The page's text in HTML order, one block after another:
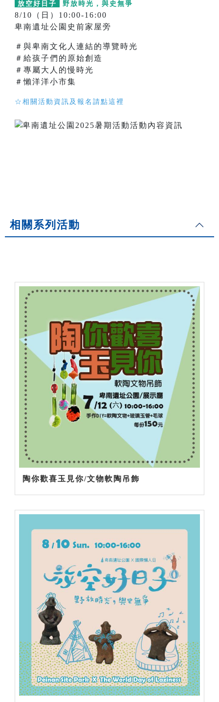
放空好日子 野放時光，與史無爭
8/10（日）10:00-16:00
卑南遺址公園史前家屋旁
＃與卑南文化人連結的導覽時光
＃給孩子們的原始創造
＃專屬大人的慢時光
＃懶洋洋小市集
☆相關活動資訊及報名請點這裡
相關系列活動
陶你歡喜玉見你/文物軟陶吊飾